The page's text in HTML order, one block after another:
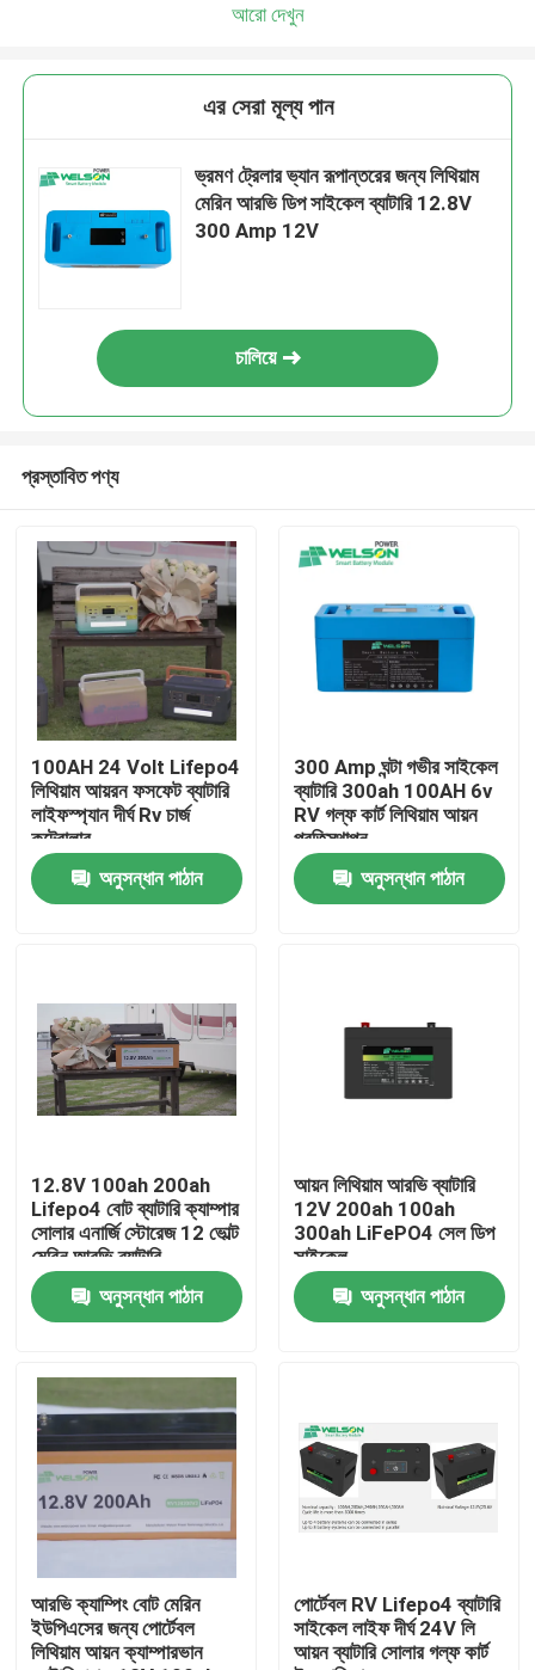
আমাদের সম্পর্কে
পণ্য
LiFePO4 ব্যাটারি সেল
12V lifepo4 ব্যাটারি
48V Lifepo4 ব্যাটারি
RV Lifepo4 ব্যাটারি
LiFePO4 পাওয়ারওয়াল
আরো দেখুন
এর সেরা মূল্য পান
ভ্রমণ ট্রেলার ভ্যান রূপান্তরের জন্য লিথিয়াম
মেরিন আরভি ডিপ সাইকেল ব্যাটারি 12.8V
300 Amp 12V
চালিয়ে
প্রস্তাবিত পণ্য
100AH ​​24 Volt Lifepo4
লিথিয়াম আয়রন ফসফেট ব্যাটারি
লাইফস্প্যান দীর্ঘ Rv চার্জ
কন্ট্রোলার
অনুসন্ধান পাঠান
300 Amp ঘন্টা গভীর সাইকেল
ব্যাটারি 300ah 100AH ​​6v
RV গল্ফ কার্ট লিথিয়াম আয়ন
প্রতিস্থাপন
অনুসন্ধান পাঠান
12.8V 100ah 200ah
Lifepo4 বোট ব্যাটারি ক্যাম্পার
সোলার এনার্জি স্টোরেজ 12 ভোল্ট
মেরিন আরভি ব্যাটারি
অনুসন্ধান পাঠান
আয়ন লিথিয়াম আরভি ব্যাটারি
12V 200ah 100ah
300ah LiFePO4 সেল ডিপ
সাইকেল
অনুসন্ধান পাঠান
আরভি ক্যাম্পিং বোট মেরিন
ইউপিএসের জন্য পোর্টেবল
লিথিয়াম আয়ন ক্যাম্পারভান
পোর্টেবল RV Lifepo4 ব্যাটারি
সাইকেল লাইফ দীর্ঘ 24V লি
আয়ন ব্যাটারি সোলার গল্ফ কার্ট